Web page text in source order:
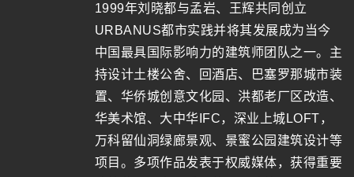
1999年刘晓都与孟岩、王辉共同创立
URBANUS都市实践并将其发展成为当今
中国最具国际影响力的建筑师团队之一。主
持设计土楼公舍、回酒店、巴塞罗那城市装
置、华侨城创意文化园、洪都老厂区改造、
华美术馆、大中华IFC，深业上城LOFT，
万科留仙洞绿廊景观、景蜜公园建筑设计等
项目。多项作品发表于权威媒体，获得重要